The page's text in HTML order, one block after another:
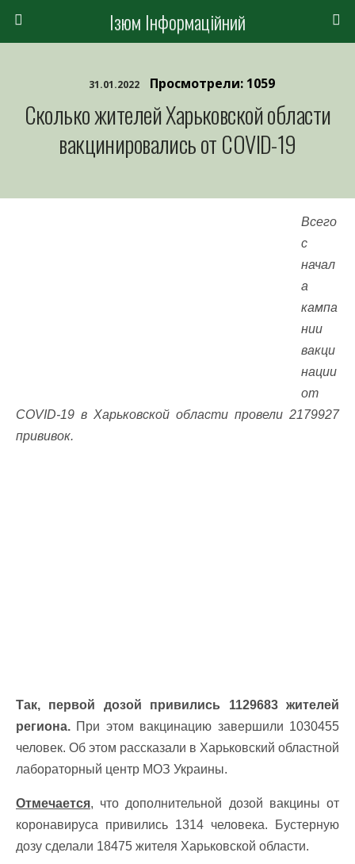
Ізюм Інформаційний
31.01.2022 Просмотрели: 1059
Сколько жителей Харьковской области
вакцинировались от COVID-19
Всего
с
начал
а
кампа
нии
вакци
нации
от
COVID-19 в Харьковской области провели 2179927
прививок.
Так, первой дозой привились 1129683 жителей
региона. При этом вакцинацию завершили 1030455
человек. Об этом рассказали в Харьковский областной
лабораторный центр МОЗ Украины.
Отмечается, что дополнительной дозой вакцины от
коронавируса привились 1314 человека. Бустерную
дозу сделали 18475 жителя Харьковской области.